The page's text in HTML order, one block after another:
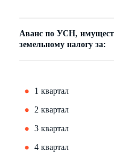
Аванс по УСН,
земельному налогу за:
1 квартал
2 квартал
3 квартал
4 квартал